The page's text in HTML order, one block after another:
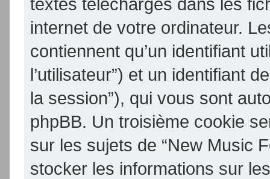
internet de votre ordinateur.
contiennent qu’un identifiant
l’utilisateur”) et un identifiant
la session”), qui vous sont
phpBB. Un troisième cookie
sur les sujets de “New Music
stocker les informations sur